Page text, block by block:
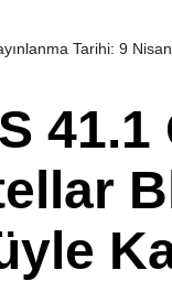
Tarihi: 9